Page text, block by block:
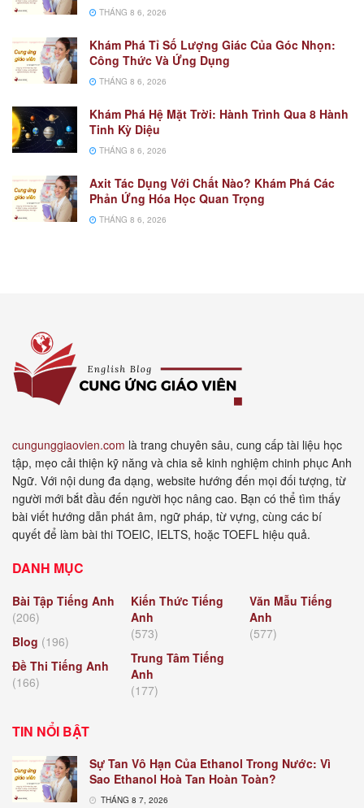
THÁNG 8 6, 2026
Khám Phá Tỉ Số Lượng Giác Của Góc Nhọn:
Công Thức Và Ứng Dụng
THÁNG 8 6, 2026
Khám Phá Hệ Mặt Trời: Hành Trình Qua 8 Hành
Tinh Kỳ Diệu
THÁNG 8 6, 2026
Axit Tác Dụng Với Chất Nào? Khám Phá Các
Phản Ứng Hóa Học Quan Trọng
THÁNG 8 6, 2026
cungunggiaovien.com là trang chuyên sâu, cung cấp tài liệu học
tập, mẹo cải thiện kỹ năng và chia sẻ kinh nghiệm chinh phục Anh
Ngữ. Với nội dung đa dạng, website hướng đến mọi đối tượng, từ
người mới bắt đầu đến người học nâng cao. Bạn có thể tìm thấy
bài viết hướng dẫn phát âm, ngữ pháp, từ vựng, cùng các bí
quyết để làm bài thi TOEIC, IELTS, hoặc TOEFL hiệu quả.
DANH MỤC
Bài Tập Tiếng Anh
(206)
Blog (196)
Đề Thi Tiếng Anh
(166)
Kiến Thức Tiếng
Anh
(573)
Trung Tâm Tiếng
Anh
(177)
Văn Mẫu Tiếng
Anh
(577)
TIN NỔI BẬT
Sự Tan Vô Hạn Của Ethanol Trong Nước: Vì
Sao Ethanol Hoà Tan Hoàn Toàn?
THÁNG 8 7, 2026